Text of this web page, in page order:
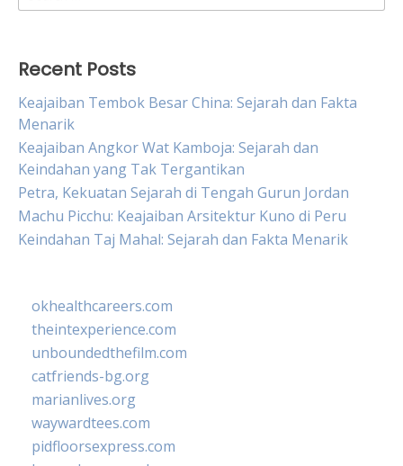
for:
Recent Posts
Keajaiban Tembok Besar China: Sejarah dan Fakta
Menarik
Keajaiban Angkor Wat Kamboja: Sejarah dan
Keindahan yang Tak Tergantikan
Petra, Kekuatan Sejarah di Tengah Gurun Jordan
Machu Picchu: Keajaiban Arsitektur Kuno di Peru
Keindahan Taj Mahal: Sejarah dan Fakta Menarik
okhealthcareers.com
theintexperience.com
unboundedthefilm.com
catfriends-bg.org
marianlives.org
waywardtees.com
pidfloorsexpress.com